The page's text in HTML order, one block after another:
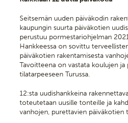
Seitsemän uuden päiväkodin
kaupungin suurta päiväkotien
perustuu pormestariohjelman
Hankkeessa on sovittu
päiväkotien rakentamisesta
Tavoitteena on vastata koulujen
tilatarpeeseen Turussa.
12:sta uudishankkeina
toteutetaan uusille tonteille ja
vanhojen, purettavien päiväkotien